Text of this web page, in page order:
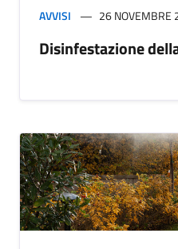
AVVISI 26 NOVEMBRE
Disinfestazione